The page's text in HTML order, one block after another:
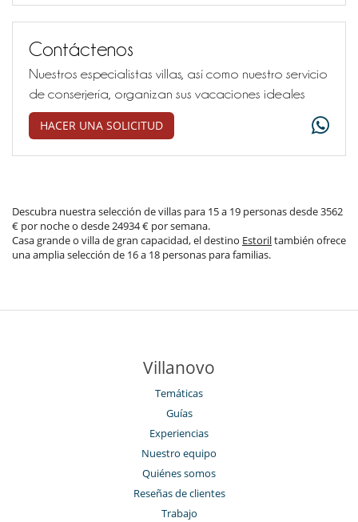
Contáctenos
Nuestros especialistas villas, así como nuestro servicio
de conserjería, organizan sus vacaciones ideales
HACER UNA SOLICITUD
Descubra nuestra selección de villas para 15 a 19 personas desde 3562
€ por noche o desde 24934 € por semana.
Casa grande o villa de gran capacidad, el destino Estoriltambién ofrece
una amplia selección de 16 a 18 personas para familias.
Villanovo
Temáticas
Guías
Experiencias
Nuestro equipo
Quiénes somos
Reseñas de clientes
Trabajo